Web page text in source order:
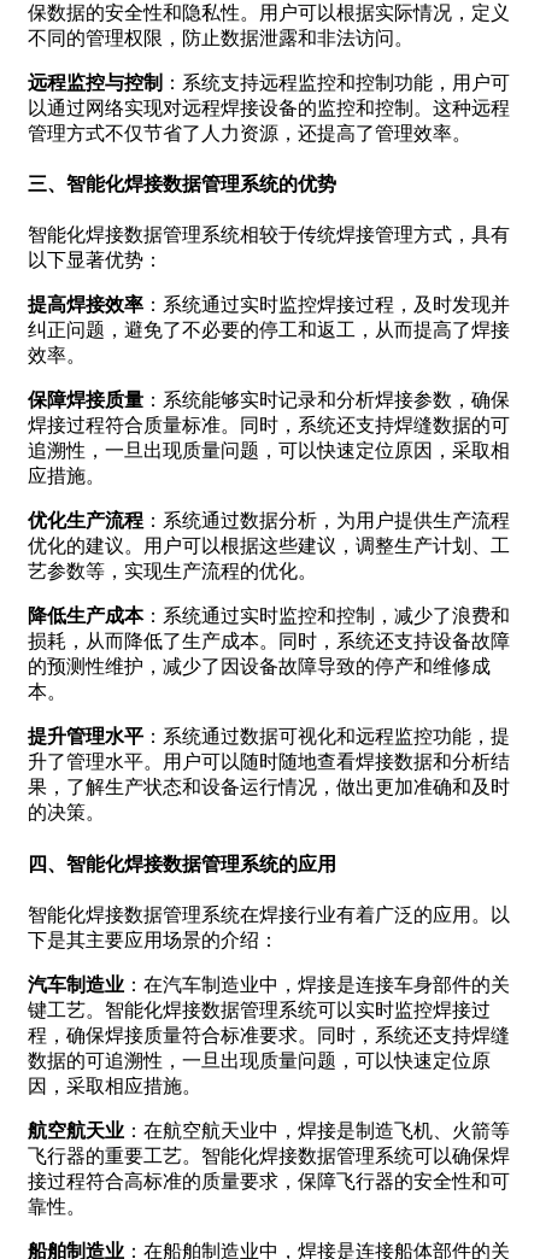
保数据的安全性和隐私性。用户可以根据实际情况，定义
不同的管理权限，防止数据泄露和非法访问。
远程监控与控制 ：系统支持远程监控和控制功能，用户可
以通过网络实现对远程焊接设备的监控和控制。这种远程
管理方式不仅节省了人力资源，还提高了管理效率。
三、智能化焊接数据管理系统的优势
智能化焊接数据管理系统相较于传统焊接管理方式，具有
以下显著优势：
提高焊接效率 ：系统通过实时监控焊接过程，及时发现并
纠正问题，避免了不必要的停工和返工，从而提高了焊接
效率。
保障焊接质量 ：系统能够实时记录和分析焊接参数，确保
焊接过程符合质量标准。同时，系统还支持焊缝数据的可
追溯性，一旦出现质量问题，可以快速定位原因，采取相
应措施。
优化生产流程 ：系统通过数据分析，为用户提供生产流程
优化的建议。用户可以根据这些建议，调整生产计划、工
艺参数等，实现生产流程的优化。
降低生产成本：系统通过实时监控和控制，减少了浪费和
损耗，从而降低了生产成本。同时，系统还支持设备故障
的预测性维护，减少了因设备故障导致的停产和维修成
本。
提升管理水平 ：系统通过数据可视化和远程监控功能，提
升了管理水平。用户可以随时随地查看焊接数据和分析结
果，了解生产状态和设备运行情况，做出更加准确和及时
的决策。
四、智能化焊接数据管理系统的应用
智能化焊接数据管理系统在焊接行业有着广泛的应用。以
下是其主要应用场景的介绍：
汽车制造业 ：在汽车制造业中，焊接是连接车身部件的关
键工艺。智能化焊接数据管理系统可以实时监控焊接过
程，确保焊接质量符合标准要求。同时，系统还支持焊缝
数据的可追溯性，一旦出现质量问题，可以快速定位原
因，采取相应措施。
航空航天业 ：在航空航天业中，焊接是制造飞机、火箭等
飞行器的重要工艺。智能化焊接数据管理系统可以确保焊
接过程符合高标准的质量要求，保障飞行器的安全性和可
靠性。
船舶制造业 ：在船舶制造业中，焊接是连接船体部件的关